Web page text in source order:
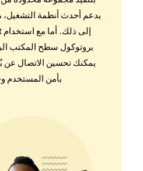
يمكنك تحسين الاتصال
بأمن المستخدم